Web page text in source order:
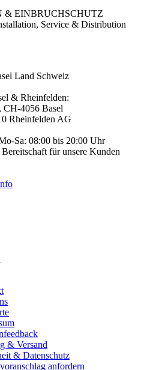
EINBRUCHSCHUTZ
Service & Distribution
Land Schweiz
& Rheinfelden:
CH-4056 Basel
Rheinfelden AG
Sa: 08:00 bis 20:00 Uhr
für unsere Kunden
& Versand
& Datenschutz
anfordern